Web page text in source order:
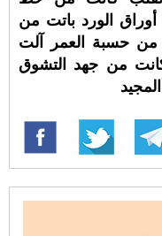
الورد باتت من
من حسبة العمر آلت
من جهد التشوق